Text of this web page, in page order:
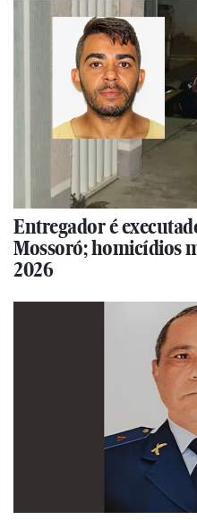
Entregador é
Mossoró; homicídios
2026